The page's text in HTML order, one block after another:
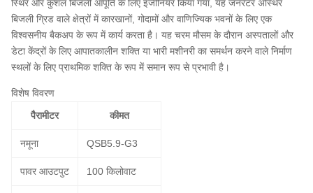
स्थिर और कुशल बिजली आपूर्ति के लिए इंजीनियर किया गया, यह जनरेटर अस्थिर
बिजली ग्रिड वाले क्षेत्रों में कारखानों, गोदामों और वाणिज्यिक भवनों के लिए एक
विश्वसनीय बैकअप के रूप में कार्य करता है। यह चरम मौसम के दौरान अस्पतालों और
डेटा केंद्रों के लिए आपातकालीन शक्ति या भारी मशीनरी का समर्थन करने वाले निर्माण
स्थलों के लिए प्राथमिक शक्ति के रूप में समान रूप से प्रभावी है।
विशेष विवरण
पैरामीटर
कीमत
नमूना QSB5.9-G3
पावर आउटपुट 100 किलोवाट